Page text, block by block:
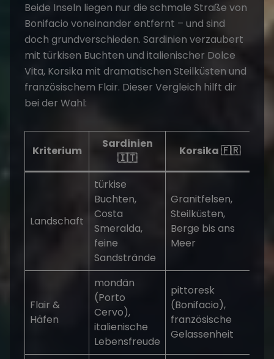
Beide Inseln liegen nur die schmale Straße von
Bonifacio voneinander entfernt – und sind
doch grundverschieden. Sardinien verzaubert
mit türkisen Buchten und italienischer Dolce
Vita, Korsika mit dramatischen Steilküsten und
französischem Flair. Dieser Vergleich hilft dir
bei der Wahl:
Kriterium
Sardinien
🇮🇹
Korsika 🇫🇷
Landschaft
türkise
Buchten,
Costa
Smeralda,
feine
Sandstrände
Granitfelsen,
Steilküsten,
Berge bis ans
Meer
Flair &
Häfen
mondän
(Porto
Cervo),
italienische
Lebensfreude
pittoresk
(Bonifacio),
französische
Gelassenheit